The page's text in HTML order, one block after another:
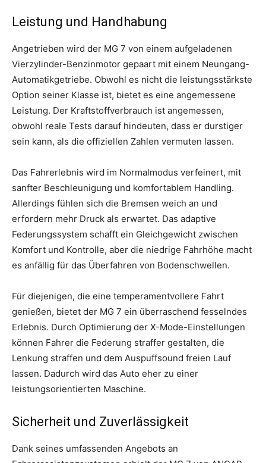
Leistung und Handhabung
Angetrieben wird der MG 7 von einem aufgeladenen
Vierzylinder-Benzinmotor gepaart mit einem Neungang-
Automatikgetriebe. Obwohl es nicht die leistungsstärkste
Option seiner Klasse ist, bietet es eine angemessene
Leistung. Der Kraftstoffverbrauch ist angemessen,
obwohl reale Tests darauf hindeuten, dass er durstiger
sein kann, als die offiziellen Zahlen vermuten lassen.
Das Fahrerlebnis wird im Normalmodus verfeinert, mit
sanfter Beschleunigung und komfortablem Handling.
Allerdings fühlen sich die Bremsen weich an und
erfordern mehr Druck als erwartet. Das adaptive
Federungssystem schafft ein Gleichgewicht zwischen
Komfort und Kontrolle, aber die niedrige Fahrhöhe macht
es anfällig für das Überfahren von Bodenschwellen.
Für diejenigen, die eine temperamentvollere Fahrt
genießen, bietet der MG 7 ein überraschend fesselndes
Erlebnis. Durch Optimierung der X-Mode-Einstellungen
können Fahrer die Federung straffer gestalten, die
Lenkung straffen und dem Auspuffsound freien Lauf
lassen. Dadurch wird das Auto eher zu einer
leistungsorientierten Maschine.
Sicherheit und Zuverlässigkeit
Dank seines umfassenden Angebots an